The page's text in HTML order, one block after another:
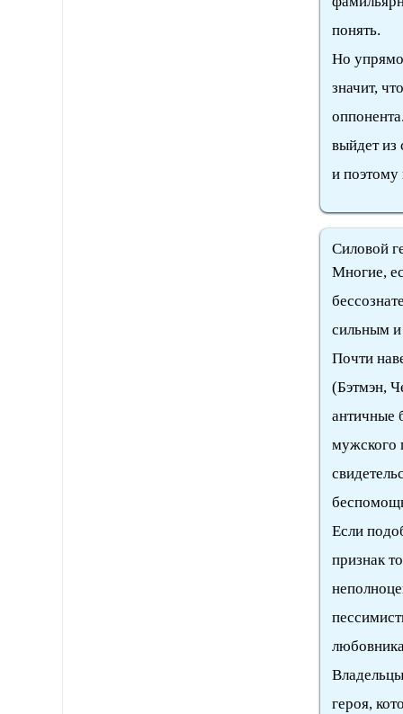
понять.
Но упрямо
значит,
выйдет из
и
Силовой
Многие,
сильным
Почти
(Бэтмэн,
античные
мужского
Если
признак
героя,